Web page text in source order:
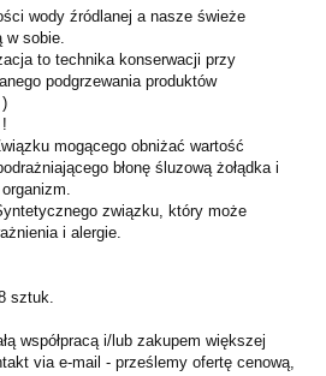
wody źródlanej a nasze świeże
w sobie.
to technika konserwacji przy
podgrzewania produktów
mogącego obniżać wartość
błonę śluzową żołądka i
związku, który może
i alergie.
sztuk.
współpracą i/lub zakupem większej
via e-mail - prześlemy ofertę cenową,